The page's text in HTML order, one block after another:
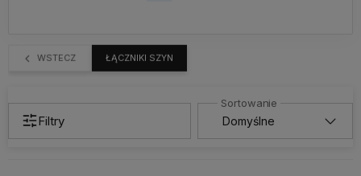
zaloguj się, aby przywrócić dodane produkty do listy
z poprzedniej sesji.
WSTECZ ŁĄCZNIKI SZYN
Filtry